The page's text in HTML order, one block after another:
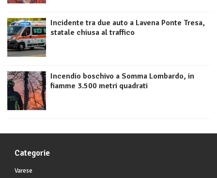
Incidente tra due auto a Lavena Ponte Tresa,
statale chiusa al traffico
Incendio boschivo a Somma Lombardo, in
fiamme 3.500 metri quadrati
Categorie
Varese